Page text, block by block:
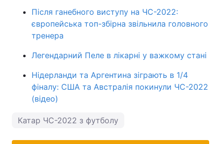
Після ганебного виступу на ЧС-2022:
європейська топ-збірна звільнила головного
тренера
Легендарний Пеле в лікарні у важкому стані
Нідерланди та Аргентина зіграють в 1/4
фіналу: США та Австралія покинули ЧС-2022
(відео)
Катар ЧС-2022 з футболу